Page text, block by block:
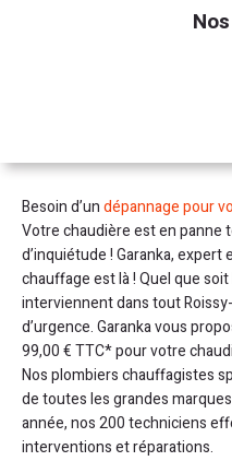
Besoin d’undépannage pour
Votre chaudière est en panne
d’inquiétude ! Garanka,
chauffage est là ! Quel que
interviennent dans tout
d’urgence. Garanka vous
99,00 € TTC* pour votre
Nos plombiers chauffagistes
de toutes les grandes
année, nos 200 techniciens
interventions et réparations.